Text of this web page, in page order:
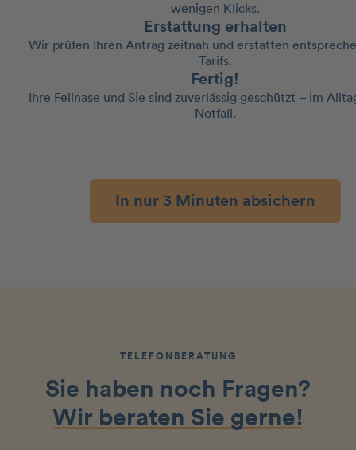
wenigen Klicks.
Erstattung erhalten
Wir prüfen Ihren Antrag zeitnah und erstatten
Tarifs.
Fertig!
Ihre Fellnase und Sie sind zuverlässig geschützt – im
Notfall.
In nur 3 Minuten absichern
TELEFONBERATUNG
Sie haben noch Fragen?
Wir beraten Sie gerne!